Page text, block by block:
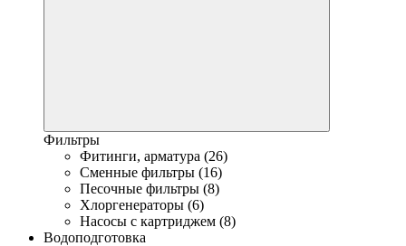
Фильтры
Фитинги, арматура (26)
Сменные фильтры (16)
Песочные фильтры (8)
Хлоргенераторы (6)
Насосы с картриджем (8)
Водоподготовка